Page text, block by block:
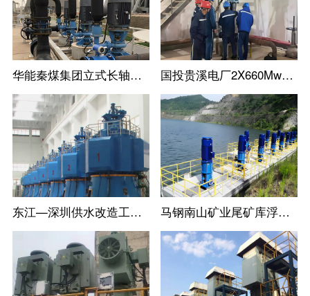
华能秦煤集团立式长轴泵工业循环水泵机组 国投贵溪电厂2X660Mw火电机组立式长轴泵
东江—深圳供水改造工程LC系列立式长轴循环水泵 马钢南山矿业尾矿库浮船取水泵站11台立式长轴泵一次调试成功运行过168